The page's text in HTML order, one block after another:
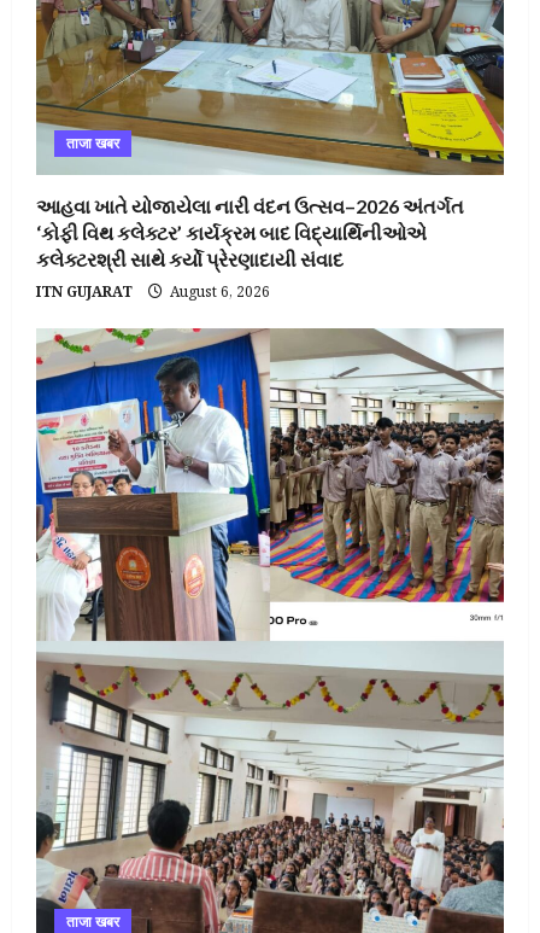
ताजा खबर
આહવા ખાતે યોજાયેલા નારી વંદન ઉત્સવ–2026 અંતર્ગત
‘કોફી વિથ કલેક્ટર’ કાર્યક્રમ બાદ વિદ્યાર્થિનીઓએ
કલેક્ટરશ્રી સાથે કર્યો પ્રેરણાદાયી સંવાદ
ITN GUJARAT August 6, 2026
ताजा खबर